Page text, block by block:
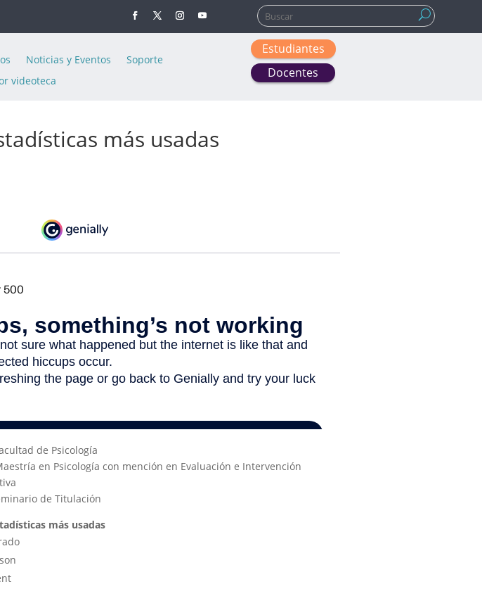
Buscar:
Noticias y Eventos
Soporte
videoteca
Estudiantes
Docentes
más usadas
de Psicología
en Psicología con mención en Evaluación e Intervención
de Titulación
más usadas